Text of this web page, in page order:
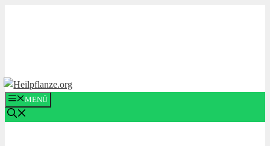
MENÜ